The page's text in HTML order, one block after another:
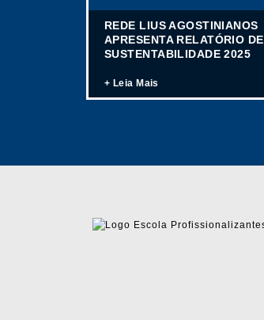
REDE LIUS AGOSTINIANOS
APRESENTA RELATÓRIO DE
SUSTENTABILIDADE 2025
+ Leia Mais